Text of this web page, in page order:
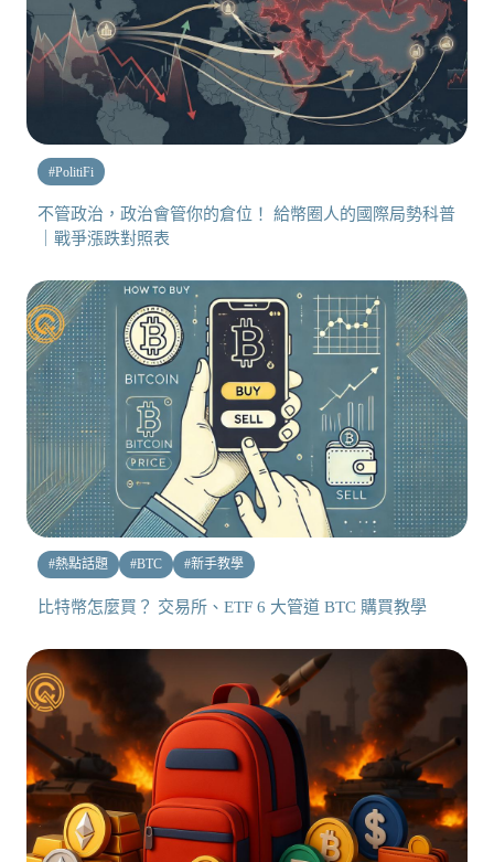
#PolitiFi
不管政治，政治會管你的倉位！ 給幣圈人的國際局勢科普
｜戰爭漲跌對照表
#熱點話題 #BTC #新手教學
比特幣怎麼買？ 交易所、ETF 6 大管道 BTC 購買教學